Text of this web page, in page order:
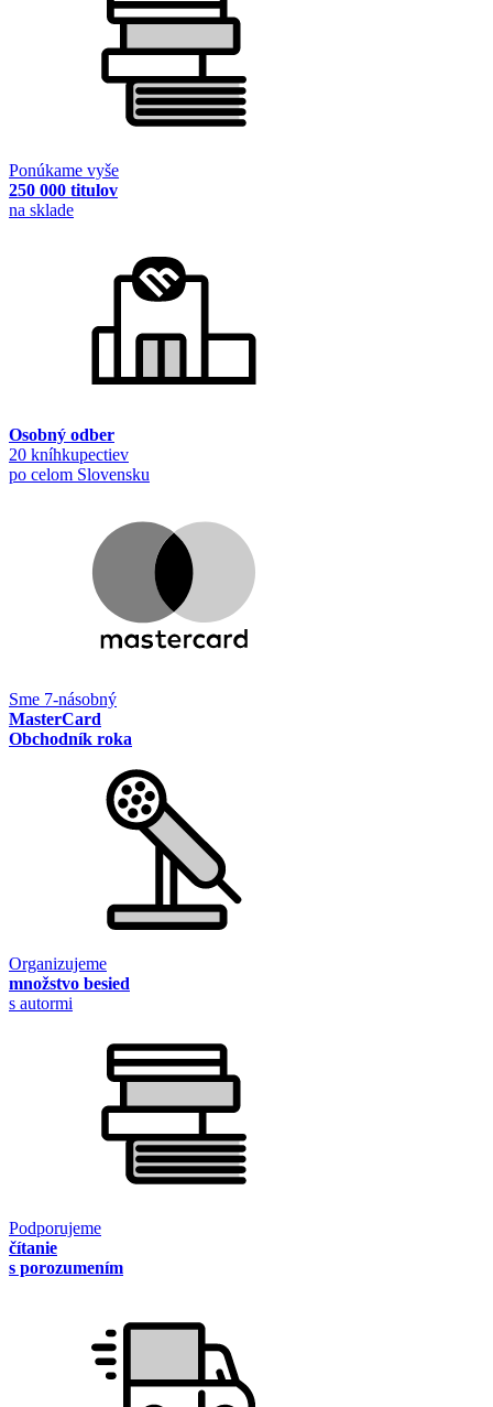
Ponúkame vyše
250 000 titulov
na sklade
Osobný odber
20 kníhkupectiev
po celom Slovensku
Sme 7-násobný
MasterCard
Obchodník roka
Organizujeme
množstvo besied
s autormi
Podporujeme
čítanie
s porozumením